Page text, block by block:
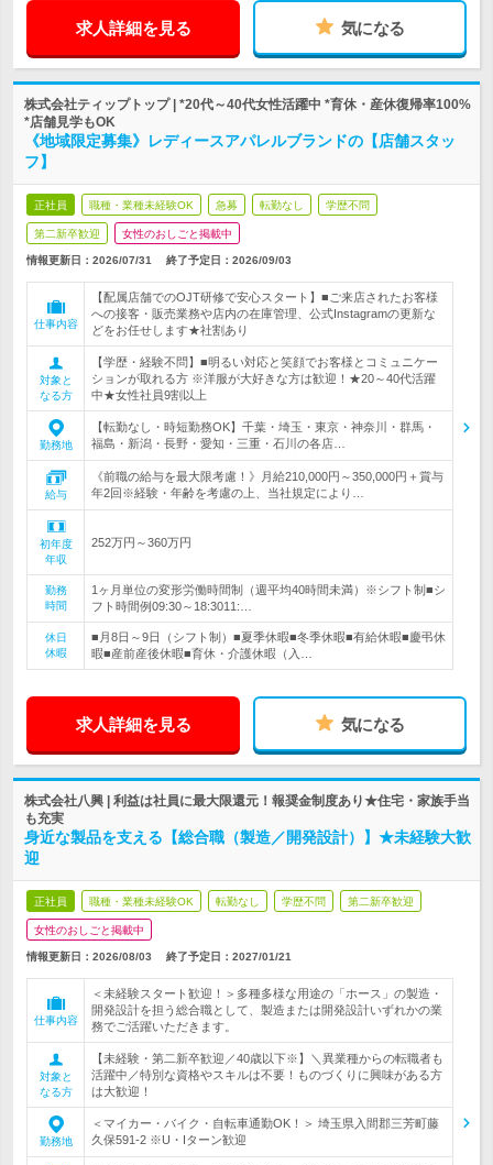
求人詳細を見る 気になる
株式会社ティップトップ | *20代～40代女性活躍中 *育休・産休復帰率100%
*店舗見学もOK
《地域限定募集》レディースアパレルブランドの【店舗スタッ
フ】
正社員 職種・業種未経験OK 急募 転勤なし 学歴不問
第二新卒歓迎 女性のおしごと掲載中
情報更新日：2026/07/31 終了予定日： 2026/09/03
仕事内容
【配属店舗でのOJT研修で安心スタート】■ご来店されたお客様
への接客・販売業務や店内の在庫管理、公式Instagramの更新な
どをお任せします★社割あり
対象と
なる方
【学歴・経験不問】■明るい対応と笑顔でお客様とコミュニケー
ションが取れる方 ※洋服が大好きな方は歓迎！★20～40代活躍
中★女性社員9割以上
勤務地
【転勤なし・時短勤務OK】千葉・埼玉・東京・神奈川・群馬・
福島・新潟・長野・愛知・三重・石川の各店…
給与
《前職の給与を最大限考慮！》月給210,000円～350,000円＋賞与
年2回※経験・年齢を考慮の上、当社規定により…
初年度
年収
252万円～360万円
勤務
時間
1ヶ月単位の変形労働時間制（週平均40時間未満）※シフト制■シ
フト時間例09:30～18:3011:…
休日
休暇
■月8日～9日（シフト制）■夏季休暇■冬季休暇■有給休暇■慶弔休
暇■産前産後休暇■育休・介護休暇（入…
求人詳細を見る 気になる
株式会社八興 | 利益は社員に最大限還元！報奨金制度あり★住宅・家族手当
も充実
身近な製品を支える【総合職（製造／開発設計）】★未経験大歓
迎
正社員 職種・業種未経験OK 転勤なし 学歴不問 第二新卒歓迎
女性のおしごと掲載中
情報更新日：2026/08/03 終了予定日： 2027/01/21
仕事内容
＜未経験スタート歓迎！＞多種多様な用途の「ホース」の製造・
開発設計を担う総合職として、製造または開発設計いずれかの業
務でご活躍いただきます。
対象と
なる方
【未経験・第二新卒歓迎／40歳以下※】＼異業種からの転職者も
活躍中／特別な資格やスキルは不要！ものづくりに興味がある方
は大歓迎！
勤務地
＜マイカー・バイク・自転車通勤OK！＞ 埼玉県入間郡三芳町藤
久保591-2 ※U・Iターン歓迎